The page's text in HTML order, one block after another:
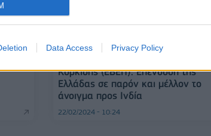
Data Access Privacy Policy
ΕΠΙΧΕΙΡΗΣΕΙΣ
Κορκίδης (ΕΒΕΠ): Επένδυση της
Ελλάδας σε παρόν και μέλλον το
άνοιγμα προς Ινδία
22/02/2024 - 10:24